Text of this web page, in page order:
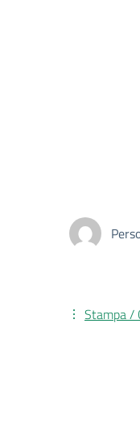
Stampa /